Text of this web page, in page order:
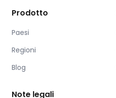
Prodotto
Paesi
Regioni
Blog
Note legali